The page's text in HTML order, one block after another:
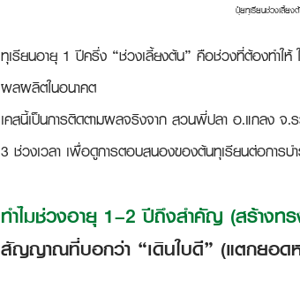
ปุ๋ยทุเรียนช่วงเลี้ยง
ทุเรียนอายุ 1 ปีครึ่ง “ช่วงเลี้ยงต้น” คือช่วงที่ต้องทำให้
ผลผลิตในอนาคต
เคสนี้เป็นการติดตามผลจริงจาก สวนพี่ปลา อ.แกลง จ.
3 ช่วงเวลา เพื่อดูการตอบสนองของต้นทุเรียนต่อการบำ
ทำไมช่วงอายุ 1–2 ปีถึงสำคัญ (สร้างท
สัญญาณที่บอกว่า “เดินใบดี” (แตกยอด